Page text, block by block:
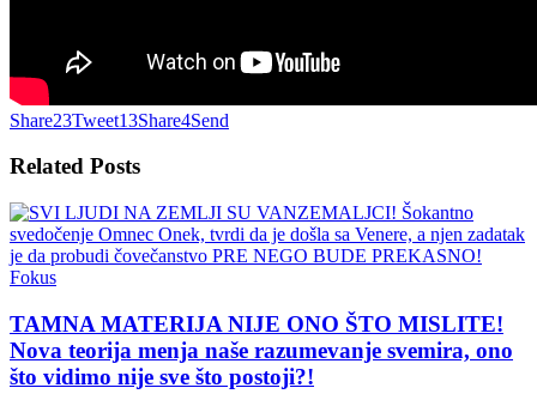
Share23Tweet13Share4Send
Related Posts
Fokus
TAMNA MATERIJA NIJE ONO ŠTO MISLITE!
Nova teorija menja naše razumevanje svemira, ono
što vidimo nije sve što postoji?!